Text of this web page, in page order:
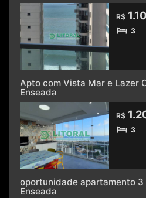
R$
3
Apto com Vista Mar e Lazer
Enseada
R$
3
oportunidade apartamento
Enseada